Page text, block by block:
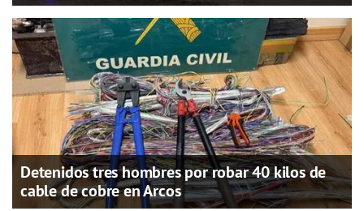
Detenidos tres hombres por robar 40 kilos de
cable de cobre en Arcos